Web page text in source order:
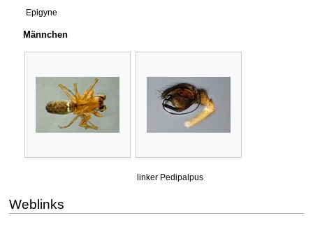
Epigyne
Männchen
linker Pedipalpus
Weblinks